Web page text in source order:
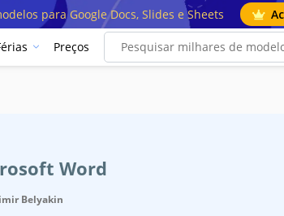
para Google Docs, Slides e Sheets
Preços
Word
Belyakin